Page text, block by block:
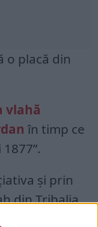
o placă din
vlahă
în timp ce
și prin
din Tribalia
iar pe alta